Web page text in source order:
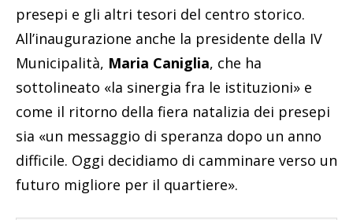
presepi e gli altri tesori del centro storico.
All’inaugurazione anche la presidente della IV
Municipalità, Maria Caniglia, che ha
sottolineato «la sinergia fra le istituzioni» e
come il ritorno della fiera natalizia dei presepi
sia «un messaggio di speranza dopo un anno
difficile. Oggi decidiamo di camminare verso un
futuro migliore per il quartiere».